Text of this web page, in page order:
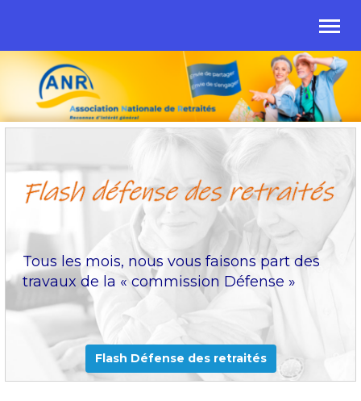
Tous les mois, nous vous faisons part des
travaux de la « commission Défense »
Flash Défense des retraités